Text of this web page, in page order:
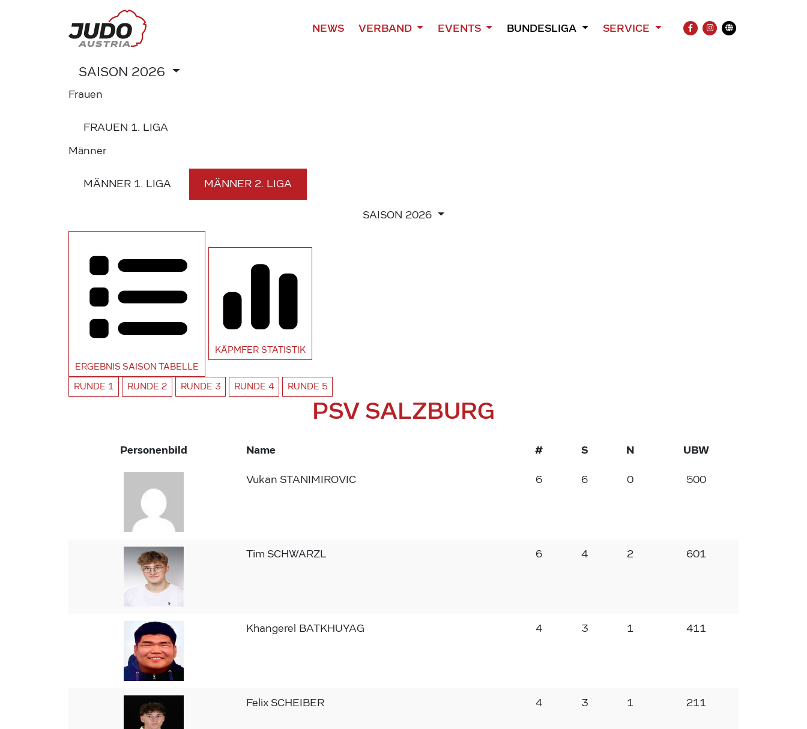
NEWS VERBAND EVENTS BUNDESLIGA SERVICE
FACEBOOK
INSTAGRAM
Übersetzung
SAISON 2026
Frauen
FRAUEN 1. LIGA
Männer
MÄNNER 1. LIGA MÄNNER 2. LIGA
SAISON 2026
ERGEBNIS SAISON TABELLE
KÄPMFER STATISTIK
RUNDE 1 RUNDE 2 RUNDE 3 RUNDE 4 RUNDE 5
PSV SALZBURG
Personenbild Name # S N UBW
Vukan STANIMIROVIC 6 6 0 500
Tim SCHWARZL 6 4 2 601
Khangerel BATKHUYAG 4 3 1 411
Felix SCHEIBER 4 3 1 211